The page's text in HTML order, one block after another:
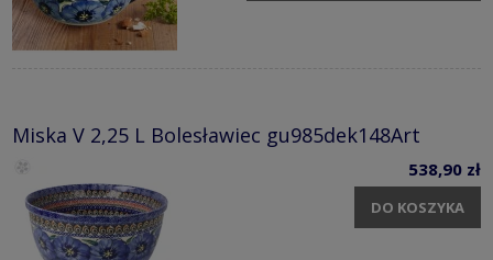
Miska V 2,25 L Bolesławiec gu985dek148Art
538,90 zł
DO KOSZYKA